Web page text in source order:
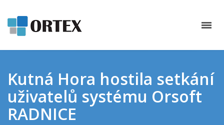
Kutná Hora hostila setkání
uživatelů systému Orsoft
RADNICE